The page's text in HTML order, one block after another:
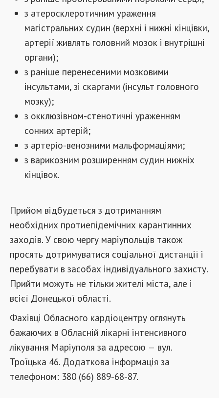
з атеросклеротичним ураження
магістральних судин (верхні і нижні кінцівки,
артерії живлять головний мозок і внутрішні
органи);
з раніше перенесеними мозковими
інсультами, зі скаргами (інсульт головного
мозку);
з окклюзівном-стенотичні ураженням
сонних артерій;
з артеріо-венозними мальформаціями;
з варикозним розширенням судин нижніх
кінцівок.
Прийом відбудеться з дотриманням
необхідних протиепідемічних карантинних
заходів. У свою чергу маріупольців також
просять дотримуватися соціальної дистанції і
перебувати в засобах індивідуального захисту.
Прийти можуть не тільки жителі міста, але і
всієї Донецької області.
Фахівці Обласного кардіоцентру оглянуть
бажаючих в Обласній лікарні інтенсивного
лікування Маріуполя за адресою — вул.
Троїцька 46. Додаткова інформація за
телефоном: 380 (66) 889-68-87.